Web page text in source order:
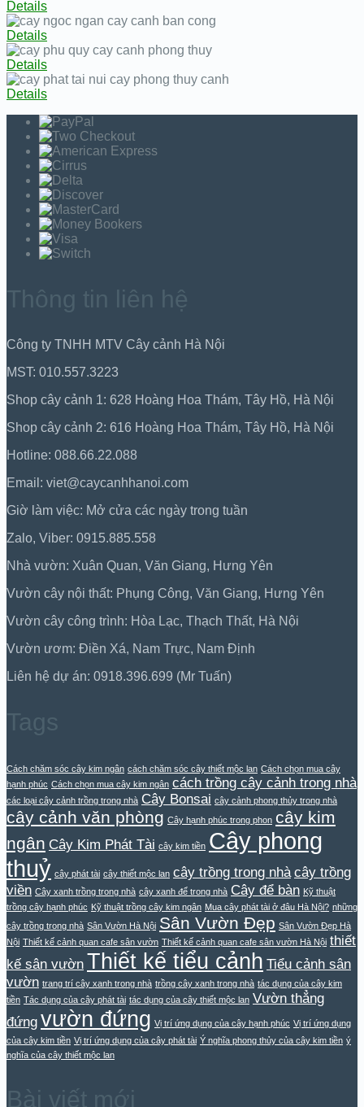
Details
Details
Details
Details
Thông tin liên hệ
Công ty TNHH MTV Cây cảnh Hà Nội
MST: 010.557.3223
Shop cây cảnh 1: 628 Hoàng Hoa Thám, Tây Hồ, Hà Nội
Shop cây cảnh 2: 616 Hoàng Hoa Thám, Tây Hồ, Hà Nội
Hotline: 088.66.22.088
Email: viet@caycanhhanoi.com
Giờ làm việc: Mở cửa các ngày trong tuần
Zalo, Viber: 0915.885.558
Nhà vườn: Xuân Quan, Văn Giang, Hưng Yên
Vườn cây nội thất: Phụng Công, Văn Giang, Hưng Yên
Vườn cây công trình: Hòa Lạc, Thạch Thất, Hà Nội
Vườn ươm: Điền Xá, Nam Trực, Nam Định
Liên hệ dự án: 0918.396.699 (Mr Tuấn)
Tags
Cách chăm sóc cây kim ngân cách chăm sóc cây thiết mộc lan Cách chọn mua cây
hạnh phúc Cách chọn mua cây kim ngân cách trồng cây cảnh trong nhà
các loại cây cảnh trồng trong nhà Cây Bonsai cây cảnh phong thủy trong nhà
cây cảnh văn phòng Cây hạnh phúc trong phon cây kim
ngân Cây Kim Phát Tài cây kim tiền Cây phong
thuỷ cây phát tài cây thiết mộc lan cây trồng trong nhà cây trồng
viền Cây xanh trồng trong nhà cây xanh để trong nhà Cây để bàn Kỹ thuật
trồng cây hạnh phúc Kỹ thuật trồng cây kim ngân Mua cây phát tài ở đâu Hà Nội? những
cây trồng trong nhà Sân Vườn Hà Nội Sân Vườn Đẹp Sân Vườn Đẹp Hà
Nội Thiết kế cảnh quan cafe sân vườn Thiết kế cảnh quan cafe sân vườn Hà Nội thiết
kế sân vườn Thiết kế tiểu cảnh Tiểu cảnh sân
vườn trang trí cây xanh trong nhà trồng cây xanh trong nhà tác dụng của cây kim
tiền Tác dụng của cây phát tài tác dụng của cây thiết mộc lan Vườn thẳng
đứng vườn đứng Vị trí ứng dụng của cây hạnh phúc Vị trí ứng dụng
của cây kim tiền Vị trí ứng dụng của cây phát tài Ý nghĩa phong thủy của cây kim tiền ý
nghĩa của cây thiết mộc lan
Bài viết mới